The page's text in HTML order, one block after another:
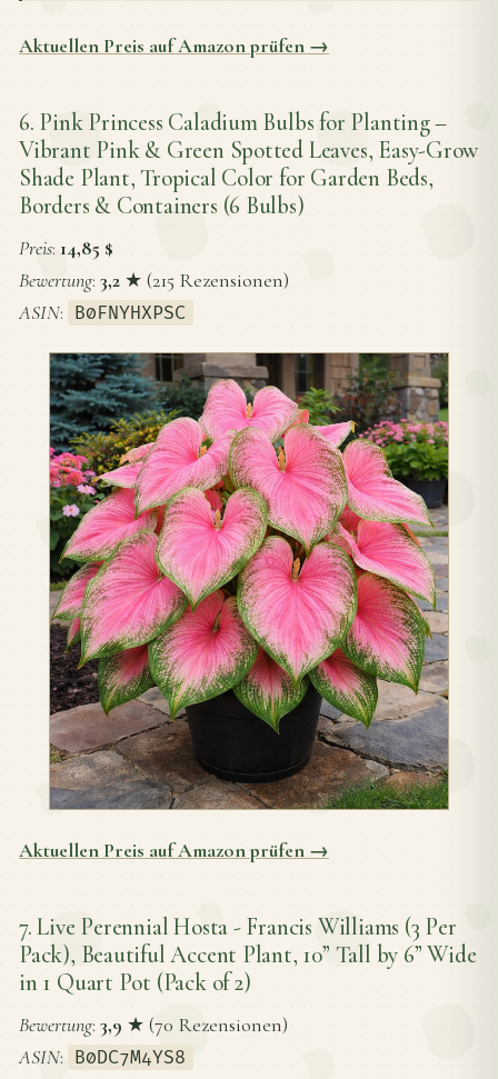
Aktuellen Preis auf Amazon prüfen →
6. Pink Princess Caladium Bulbs for Planting –
Vibrant Pink & Green Spotted Leaves, Easy-Grow
Shade Plant, Tropical Color for Garden Beds,
Borders & Containers (6 Bulbs)
Preis: 14,85 $
Bewertung: 3,2 ★ (215 Rezensionen)
ASIN: B0FNYHXPSC
Aktuellen Preis auf Amazon prüfen →
7. Live Perennial Hosta - Francis Williams (3 Per
Pack), Beautiful Accent Plant, 10” Tall by 6” Wide
in 1 Quart Pot (Pack of 2)
Bewertung: 3,9 ★ (70 Rezensionen)
ASIN: B0DC7M4YS8